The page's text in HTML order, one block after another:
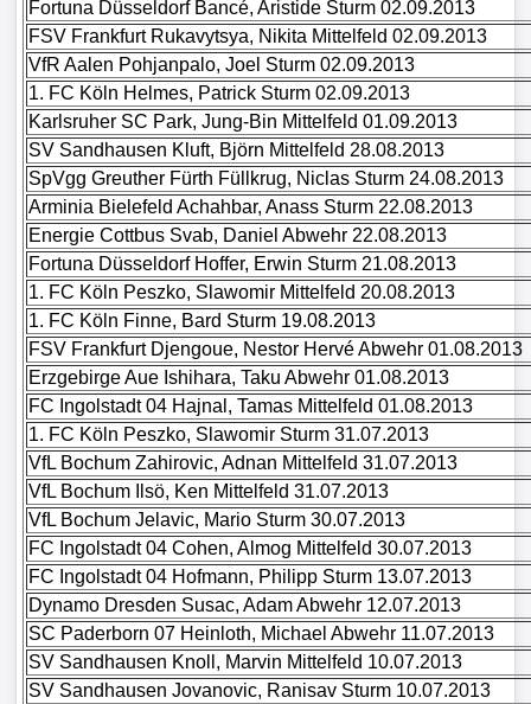
League
Europa
League
Nationalmannschaft
Vereinsnews
WechselgerÃ¼chte
Verletzungspech
FrauenfuÃŸball
Alle
Sportnews
STATISTIKEN
Tabelle
1.
Bundesliga
Fortuna Düsseldorf Bancé, Aristide Sturm 02.09.2013
FSV Frankfurt Rukavytsya, Nikita Mittelfeld 02.09.2013
VfR Aalen Pohjanpalo, Joel Sturm 02.09.2013
1. FC Köln Helmes, Patrick Sturm 02.09.2013
Karlsruher SC Park, Jung-Bin Mittelfeld 01.09.2013
SV Sandhausen Kluft, Björn Mittelfeld 28.08.2013
SpVgg Greuther Fürth Füllkrug, Niclas Sturm 24.08.2013
Arminia Bielefeld Achahbar, Anass Sturm 22.08.2013
Energie Cottbus Svab, Daniel Abwehr 22.08.2013
Fortuna Düsseldorf Hoffer, Erwin Sturm 21.08.2013
1. FC Köln Peszko, Slawomir Mittelfeld 20.08.2013
1. FC Köln Finne, Bard Sturm 19.08.2013
FSV Frankfurt Djengoue, Nestor Hervé Abwehr 01.08.2013
Erzgebirge Aue Ishihara, Taku Abwehr 01.08.2013
FC Ingolstadt 04 Hajnal, Tamas Mittelfeld 01.08.2013
1. FC Köln Peszko, Slawomir Sturm 31.07.2013
VfL Bochum Zahirovic, Adnan Mittelfeld 31.07.2013
VfL Bochum Ilsö, Ken Mittelfeld 31.07.2013
VfL Bochum Jelavic, Mario Sturm 30.07.2013
FC Ingolstadt 04 Cohen, Almog Mittelfeld 30.07.2013
FC Ingolstadt 04 Hofmann, Philipp Sturm 13.07.2013
Dynamo Dresden Susac, Adam Abwehr 12.07.2013
SC Paderborn 07 Heinloth, Michael Abwehr 11.07.2013
SV Sandhausen Knoll, Marvin Mittelfeld 10.07.2013
SV Sandhausen Jovanovic, Ranisav Sturm 10.07.2013